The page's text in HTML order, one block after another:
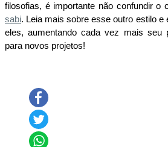
filosofias, é importante não confundir o
sabi. Leia mais sobre esse outro estilo e
eles, aumentando cada vez mais seu
para novos projetos!